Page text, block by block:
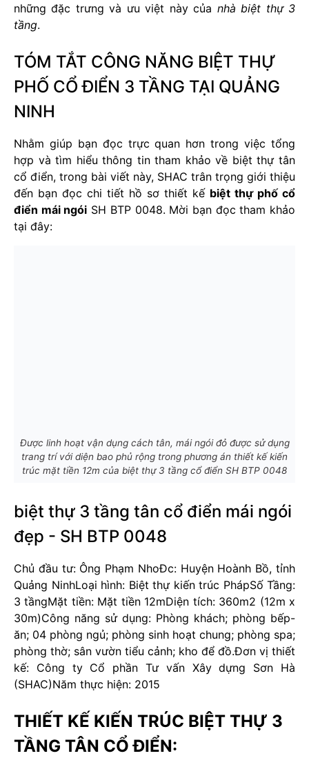
những đặc trưng và ưu việt này của nhà biệt thự 3
tầng.
TÓM TẮT CÔNG NĂNG BIỆT THỰ
PHỐ CỔ ĐIỂN 3 TẦNG TẠI QUẢNG
NINH
Nhằm giúp bạn đọc trực quan hơn trong việc tổng
hợp và tìm hiểu thông tin tham khảo về biệt thự tân
cổ điển, trong bài viết này, SHAC trân trọng giới thiệu
đến bạn đọc chi tiết hồ sơ thiết kế biệt thự phố cổ
điển mái ngói SH BTP 0048. Mời bạn đọc tham khảo
tại đây:
Được linh hoạt vận dụng cách tân, mái ngói đỏ được sử dụng
trang trí với diện bao phủ rộng trong phương án thiết kế kiến
trúc mặt tiền 12m của biệt thự 3 tầng cổ điển SH BTP 0048
biệt thự 3 tầng tân cổ điển mái ngói
đẹp - SH BTP 0048
Chủ đầu tư: Ông Phạm NhoĐc: Huyện Hoành Bồ, tỉnh
Quảng NinhLoại hình: Biệt thự kiến trúc PhápSố Tầng:
3 tầngMặt tiền: Mặt tiền 12mDiện tích: 360m2 (12m x
30m)Công năng sử dụng: Phòng khách; phòng bếp-
ăn; 04 phòng ngủ; phòng sinh hoạt chung; phòng spa;
phòng thờ; sân vườn tiểu cảnh; kho để đồ.Đơn vị thiết
kế: Công ty Cổ phần Tư vấn Xây dựng Sơn Hà
(SHAC)Năm thực hiện: 2015
THIẾT KẾ KIẾN TRÚC BIỆT THỰ 3
TẦNG TÂN CỔ ĐIỂN: